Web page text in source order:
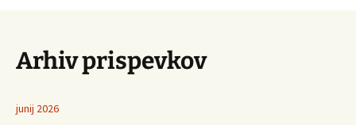
Arhiv prispevkov
junij 2026